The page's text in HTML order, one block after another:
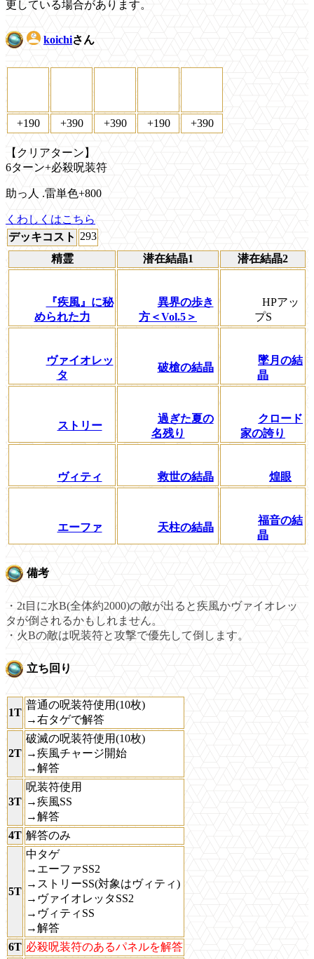
更している場合があります。
koichiさん
+190 +390 +390 +190 +390
【クリアターン】
6ターン+必殺呪装符
助っ人 .雷単色+800
くわしくはこちら
デッキコスト 293
精霊
潜在結晶1 潜在結晶2
『疾風』に秘
められた力
異界の歩き
方＜Vol.5＞
HPアッ
プS
ヴァイオレッ
タ
破槍の結晶
墜月の結
晶
ストリー
過ぎた夏の
名残り
クロード
家の誇り
ヴィティ 救世の結晶 煌眼
エーファ 天柱の結晶
福音の結
晶
備考
・2t目に水B(全体約2000)の敵が出ると疾風かヴァイオレッ
タが倒されるかもしれません。
・火Bの敵は呪装符と攻撃で優先して倒します。
立ち回り
1T
普通の呪装符使用(10枚)
→右タゲで解答
2T
破滅の呪装符使用(10枚)
→疾風チャージ開始
→解答
3T
呪装符使用
→疾風SS
→解答
4T 解答のみ
5T
中タゲ
→エーファSS2
→ストリーSS(対象はヴィティ)
→ヴァイオレッタSS2
→ヴィティSS
→解答
6T 必殺呪装符のあるパネルを解答